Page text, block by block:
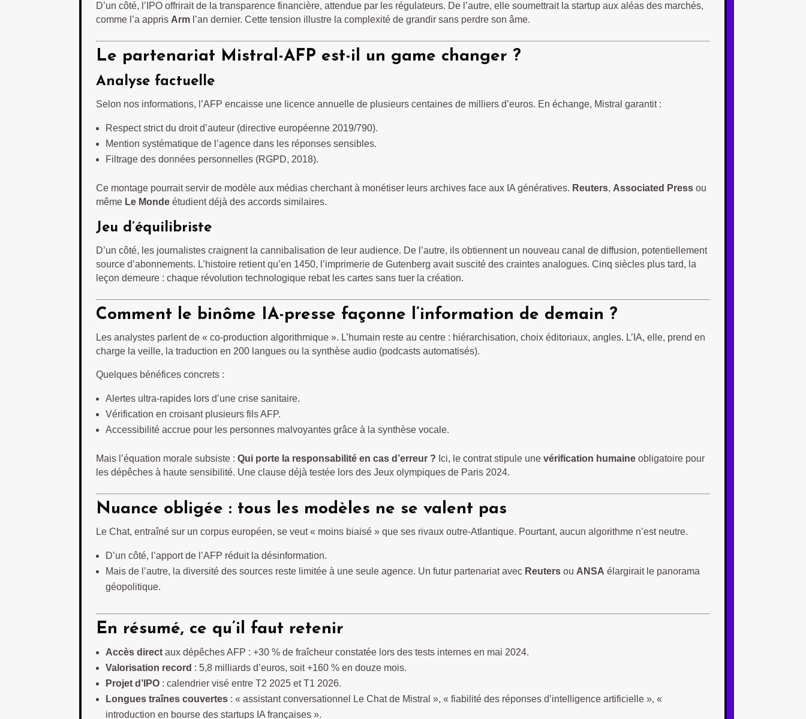
D’un côté, l’IPO offrirait de la transparence financière, attendue par les régulateurs. De l’autre, elle soumettrait la startup aux aléas des marchés,
comme l’a appris Arm l’an dernier. Cette tension illustre la complexité de grandir sans perdre son âme.
Le partenariat Mistral-AFP est-il un game changer ?
Analyse factuelle
Selon nos informations, l’AFP encaisse une licence annuelle de plusieurs centaines de milliers d’euros. En échange, Mistral garantit :
Respect strict du droit d’auteur (directive européenne 2019/790).
Mention systématique de l’agence dans les réponses sensibles.
Filtrage des données personnelles (RGPD, 2018).
Ce montage pourrait servir de modèle aux médias cherchant à monétiser leurs archives face aux IA génératives. Reuters, Associated Press ou
même Le Monde étudient déjà des accords similaires.
Jeu d’équilibriste
D’un côté, les journalistes craignent la cannibalisation de leur audience. De l’autre, ils obtiennent un nouveau canal de diffusion, potentiellement
source d’abonnements. L’histoire retient qu’en 1450, l’imprimerie de Gutenberg avait suscité des craintes analogues. Cinq siècles plus tard, la
leçon demeure : chaque révolution technologique rebat les cartes sans tuer la création.
Comment le binôme IA-presse façonne l’information de demain ?
Les analystes parlent de « co-production algorithmique ». L’humain reste au centre : hiérarchisation, choix éditoriaux, angles. L’IA, elle, prend en
charge la veille, la traduction en 200 langues ou la synthèse audio (podcasts automatisés).
Quelques bénéfices concrets :
Alertes ultra-rapides lors d’une crise sanitaire.
Vérification en croisant plusieurs fils AFP.
Accessibilité accrue pour les personnes malvoyantes grâce à la synthèse vocale.
Mais l’équation morale subsiste : Qui porte la responsabilité en cas d’erreur ? Ici, le contrat stipule une vérification humaine obligatoire pour
les dépêches à haute sensibilité. Une clause déjà testée lors des Jeux olympiques de Paris 2024.
Nuance obligée : tous les modèles ne se valent pas
Le Chat, entraîné sur un corpus européen, se veut « moins biaisé » que ses rivaux outre-Atlantique. Pourtant, aucun algorithme n’est neutre.
D’un côté, l’apport de l’AFP réduit la désinformation.
Mais de l’autre, la diversité des sources reste limitée à une seule agence. Un futur partenariat avec Reuters ou ANSA élargirait le panorama
géopolitique.
En résumé, ce qu’il faut retenir
Accès direct aux dépêches AFP : +30 % de fraîcheur constatée lors des tests internes en mai 2024.
Valorisation record : 5,8 milliards d’euros, soit +160 % en douze mois.
Projet d’IPO : calendrier visé entre T2 2025 et T1 2026.
Longues traînes couvertes : « assistant conversationnel Le Chat de Mistral », « fiabilité des réponses d’intelligence artificielle », «
introduction en bourse des startups IA françaises ».